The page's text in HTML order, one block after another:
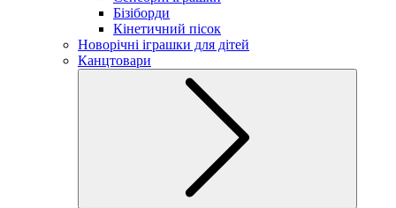
Бізіборди
Кінетичний пісок
Новорічні іграшки для дітей
Канцтовари